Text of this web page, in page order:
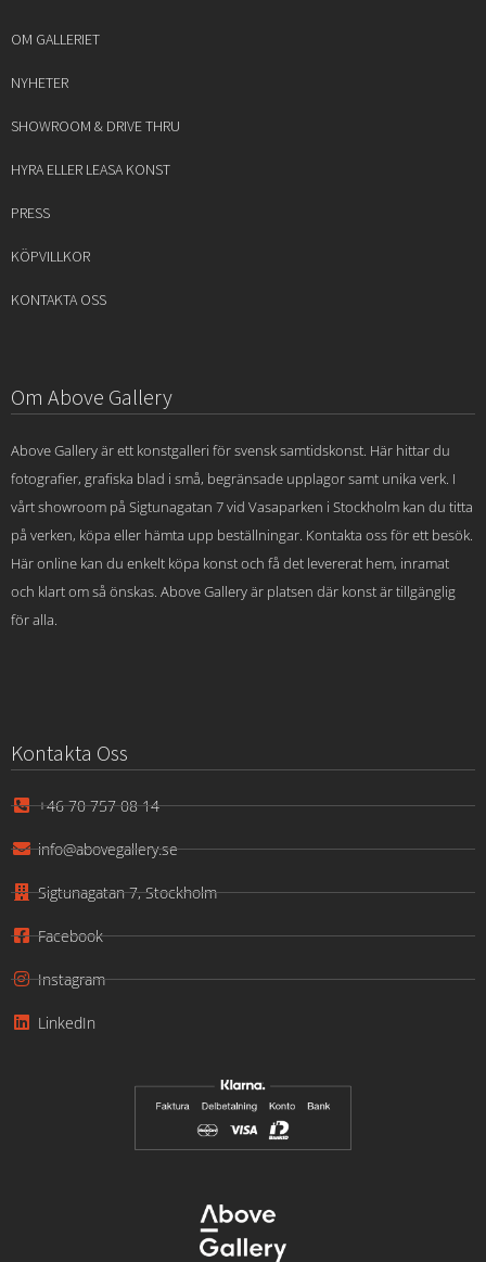
OM GALLERIET
NYHETER
SHOWROOM & DRIVE THRU
HYRA ELLER LEASA KONST
PRESS
KÖPVILLKOR
KONTAKTA OSS
Om Above Gallery
Above Gallery är ett konstgalleri för svensk samtidskonst. Här hittar du
fotografier, grafiska blad i små, begränsade upplagor samt unika verk. I
vårt showroom på Sigtunagatan 7 vid Vasaparken i Stockholm kan du titta
på verken, köpa eller hämta upp beställningar. Kontakta oss för ett besök.
Här online kan du enkelt köpa konst och få det levererat hem, inramat
och klart om så önskas. Above Gallery är platsen där konst är tillgänglig
för alla.
Kontakta Oss
+46 70 757 08 14
info@abovegallery.se
Sigtunagatan 7, Stockholm
Facebook
Instagram
LinkedIn